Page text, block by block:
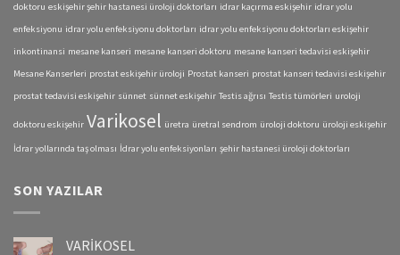
doktoru eskişehir şehir hastanesi üroloji doktorları idrar kaçırma eskişehir idrar yolu
enfeksiyonu idrar yolu enfeksiyonu doktorları idrar yolu enfeksiyonu doktorları eskişehir
inkontinansi mesane kanseri mesane kanseri doktoru mesane kanseri tedavisi eskişehir
Mesane Kanserleri prostat eskişehir üroloji Prostat kanseri prostat kanseri tedavisi eskişehir
prostat tedavisi eskişehir sünnet sünnet eskişehir Testis ağrısı Testis tümörleri uroloji
doktoru eskişehir Varikosel üretra üretral sendrom üroloji doktoru üroloji eskişehir
İdrar yollarında taş olması İdrar yolu enfeksiyonları şehir hastanesi üroloji doktorları
SON YAZILAR
VARİKOSEL